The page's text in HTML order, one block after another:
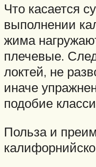
Что касается
выполнении
жима
плечевые.
локтей, не
иначе
подобие
Польза и